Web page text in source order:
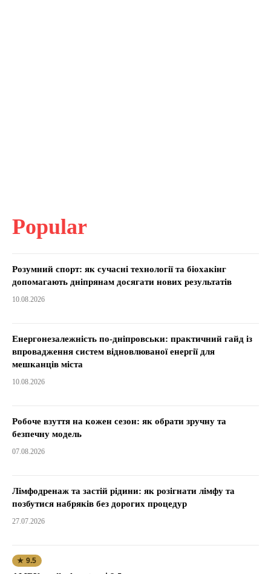
Popular
Розумний спорт: як сучасні технології та біохакінг
допомагають дніпрянам досягати нових результатів
10.08.2026
Енергонезалежність по-дніпровськи: практичний гайд із
впровадження систем відновлюваної енергії для
мешканців міста
10.08.2026
Робоче взуття на кожен сезон: як обрати зручну та
безпечну модель
07.08.2026
Лімфодренаж та застій рідини: як розігнати лімфу та
позбутися набряків без дорогих процедур
27.07.2026
★ 9.5